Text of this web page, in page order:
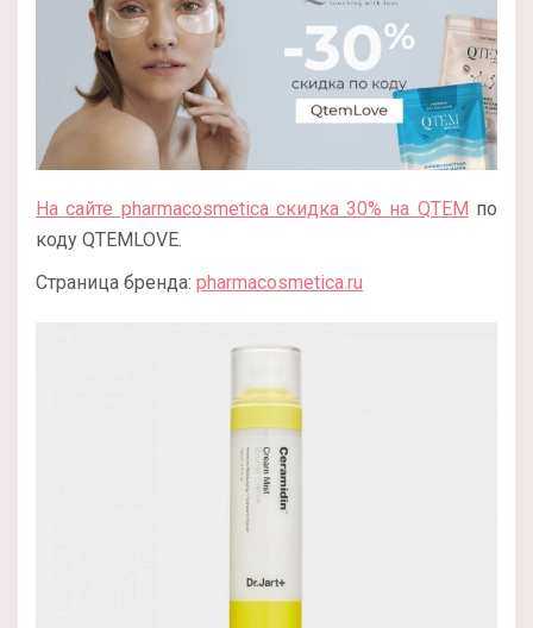
На сайте pharmacosmetica скидка 30% на QTEM по
коду QTEMLOVE.
Страница бренда: pharmacosmetica.ru